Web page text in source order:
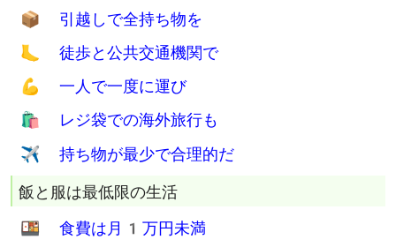
📦 引越しで全持ち物を
🦶 徒歩と公共交通機関で
💪 一人で一度に運び
🛍 レジ袋での海外旅行も
✈ 持ち物が最少で合理的だ
飯と服は最低限の生活
🍱 食費は月1万円未満